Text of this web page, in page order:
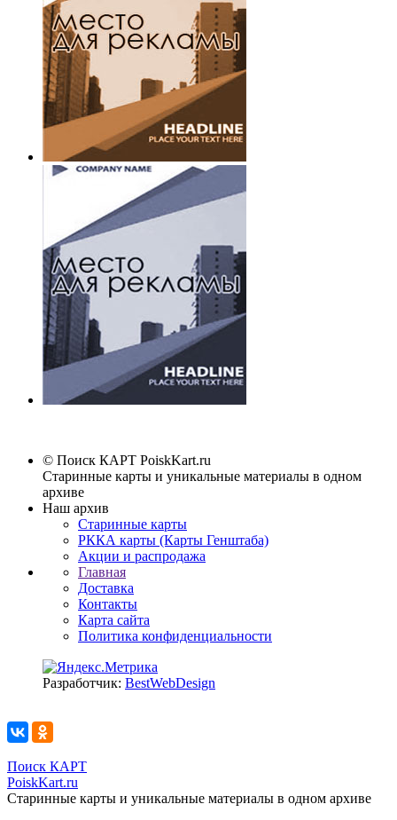
© Поиск КАРТ PoiskKart.ru
Старинные карты и уникальные материалы в одном
архиве
Наш архив
Старинные карты
РККА карты (Карты Генштаба)
Акции и распродажа
Главная
Доставка
Контакты
Карта сайта
Политика конфиденциальности
Разработчик: BestWebDesign
Поиск КАРТ
PoiskKart.ru
Старинные карты и уникальные материалы в одном архиве